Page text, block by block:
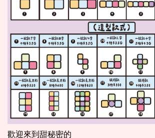
歡迎來到甜秘密的